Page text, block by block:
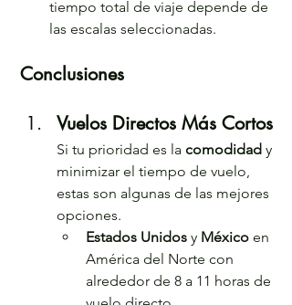
tiempo total de viaje depende de
las escalas seleccionadas.
Conclusiones
Vuelos Directos Más Cortos
Si tu prioridad es la comodidad y
minimizar el tiempo de vuelo,
estas son algunas de las mejores
opciones.
Estados Unidos y México en
América del Norte con
alrededor de 8 a 11 horas de